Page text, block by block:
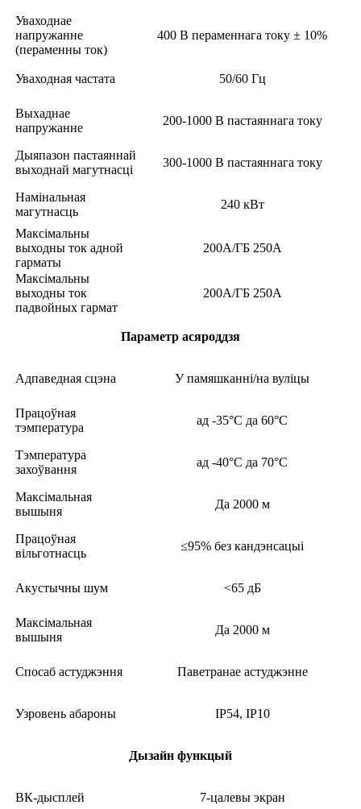
Уваходнае
напружанне
(пераменны ток)
400 В пераменнага току ± 10%
Уваходная частата 50/60 Гц
Выхаднае
напружанне
200-1000 В пастаяннага току
Дыяпазон пастаяннай
выходнай магутнасці
300-1000 В пастаяннага току
Намінальная
магутнасць
240 кВт
Максімальны
выходны ток адной
гарматы
200А/ГБ 250А
Максімальны
выходны ток
падвойных гармат
200А/ГБ 250А
Параметр асяроддзя
Адпаведная сцэна У памяшканні/на вуліцы
Працоўная
тэмпература
ад -35°C да 60°C
Тэмпература
захоўвання
ад -40°C да 70°C
Максімальная
вышыня
Да 2000 м
Працоўная
вільготнасць
≤95% без кандэнсацыі
Акустычны шум <65 дБ
Максімальная
вышыня
Да 2000 м
Спосаб астуджэння Паветранае астуджэнне
Узровень абароны IP54, IP10
Дызайн функцый
ВК-дысплей 7-цалевы экран